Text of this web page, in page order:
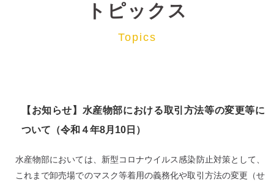
トピックス
Topics
【お知らせ】水産物部における取引方法等の変更等に
ついて（令和４年8月10日）
水産物部においては、新型コロナウイルス感染防止対策として、
これまで卸売場でのマスク等着用の義務化や取引方法の変更（せ